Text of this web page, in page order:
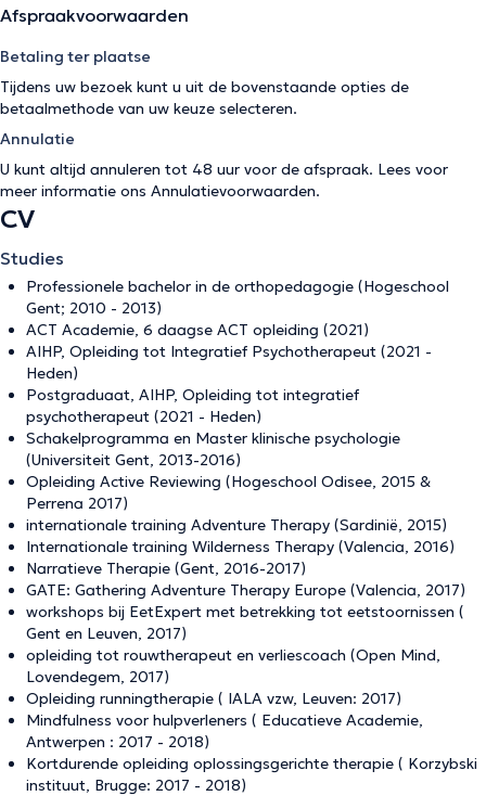
Afspraakvoorwaarden
Betaling ter plaatse
Tijdens uw bezoek kunt u uit de bovenstaande opties de
betaalmethode van uw keuze selecteren.
Annulatie
U kunt altijd annuleren tot 48 uur voor de afspraak. Lees voor
meer informatie ons Annulatievoorwaarden.
CV
Studies
Professionele bachelor in de orthopedagogie (Hogeschool
Gent; 2010 - 2013)
ACT Academie, 6 daagse ACT opleiding (2021)
AIHP, Opleiding tot Integratief Psychotherapeut (2021 -
Heden)
Postgraduaat, AIHP, Opleiding tot integratief
psychotherapeut (2021 - Heden)
Schakelprogramma en Master klinische psychologie
(Universiteit Gent, 2013-2016)
Opleiding Active Reviewing (Hogeschool Odisee, 2015 &
Perrena 2017)
internationale training Adventure Therapy (Sardinië, 2015)
Internationale training Wilderness Therapy (Valencia, 2016)
Narratieve Therapie (Gent, 2016-2017)
GATE: Gathering Adventure Therapy Europe (Valencia, 2017)
workshops bij EetExpert met betrekking tot eetstoornissen (
Gent en Leuven, 2017)
opleiding tot rouwtherapeut en verliescoach (Open Mind,
Lovendegem, 2017)
Opleiding runningtherapie ( IALA vzw, Leuven: 2017)
Mindfulness voor hulpverleners ( Educatieve Academie,
Antwerpen : 2017 - 2018)
Kortdurende opleiding oplossingsgerichte therapie ( Korzybski
instituut, Brugge: 2017 - 2018)